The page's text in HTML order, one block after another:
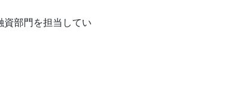
資部門を担当してい